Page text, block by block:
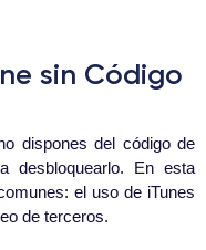
sin Código
dispones del código de
desbloquearlo. En esta
el uso de iTunes
de terceros.